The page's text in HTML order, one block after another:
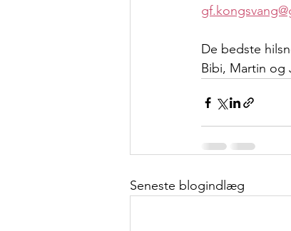
De bedste
Bibi, Martin og
Seneste blogindlæg